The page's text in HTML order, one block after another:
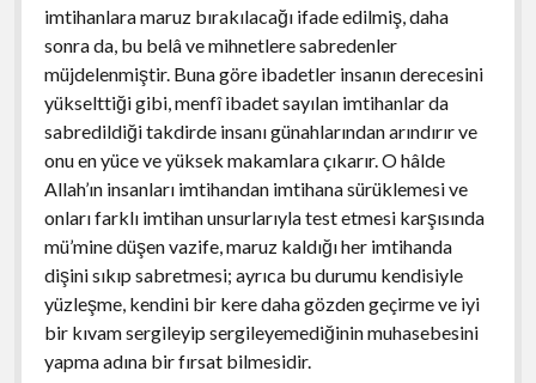
imtihanlara maruz bırakılacağı ifade edilmiş, daha
sonra da, bu belâ ve mihnetlere sabredenler
müjdelenmiştir. Buna göre ibadetler insanın derecesini
yükselttiği gibi, menfî ibadet sayılan imtihanlar da
sabredildiği takdirde insanı günahlarından arındırır ve
onu en yüce ve yüksek makamlara çıkarır. O hâlde
Allah’ın insanları imtihandan imtihana sürüklemesi ve
onları farklı imtihan unsurlarıyla test etmesi karşısında
mü’mine düşen vazife, maruz kaldığı her imtihanda
dişini sıkıp sabretmesi; ayrıca bu durumu kendisiyle
yüzleşme, kendini bir kere daha gözden geçirme ve iyi
bir kıvam sergileyip sergileyemediğinin muhasebesini
yapma adına bir fırsat bilmesidir.